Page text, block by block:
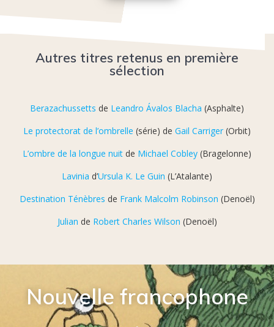
Autres titres retenus en première
sélection
Berazachussetts de Leandro Ávalos Blacha (Asphalte)
Le protectorat de l’ombrelle (série) de Gail Carriger (Orbit)
L’ombre de la longue nuit de Michael Cobley (Bragelonne)
Lavinia d’Ursula K. Le Guin (L’Atalante)
Destination Ténèbres de Frank Malcolm Robinson (Denoël)
Julian de Robert Charles Wilson (Denoël)
Nouvelle francophone